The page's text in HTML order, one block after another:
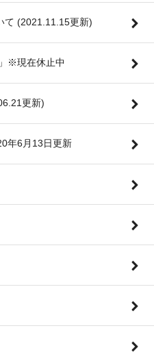
て (2021.11.15更新)
※現在休止中
更新)
年6月13日更新